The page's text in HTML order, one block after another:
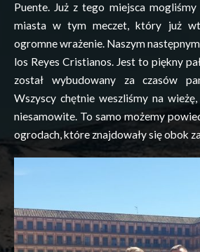
Puente. Już z tego miejsca mogliśmy
miasta w tym meczet, który już
ogromne wrażenie. Naszym
los Reyes Cristianos. Jest to piękny
został wybudowany za czasów
Wszyscy chętnie weszliśmy na
niesamowite. To samo możemy
ogrodach, które znajdowały się obok